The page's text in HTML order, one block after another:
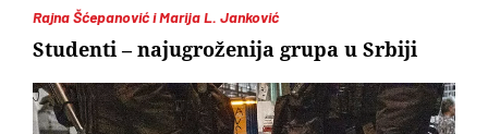
Rajna Šćepanović i Marija L. Janković
Studenti – najugroženija grupa u Srbiji